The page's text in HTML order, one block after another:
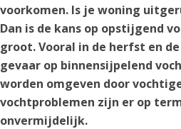
voorkomen. Is je woning
Dan is de kans op opstijgend
groot. Vooral in de herfst en
gevaar op binnensijpelend
worden omgeven door
vochtproblemen zijn er op
onvermijdelijk.